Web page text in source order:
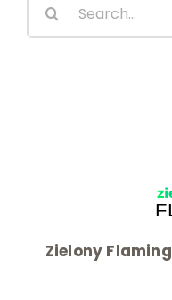
Zielony Flaming